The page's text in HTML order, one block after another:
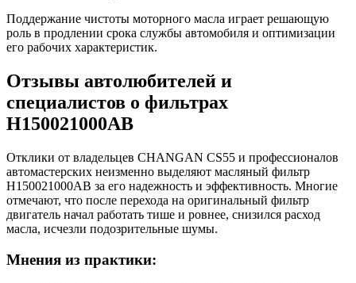
Поддержание чистоты моторного масла играет решающую
роль в продлении срока службы автомобиля и оптимизации
его рабочих характеристик.
Отзывы автолюбителей и
специалистов о фильтрах
H150021000AB
Отклики от владельцев CHANGAN CS55 и профессионалов
автомастерских неизменно выделяют масляный фильтр
H150021000AB за его надежность и эффективность. Многие
отмечают, что после перехода на оригинальный фильтр
двигатель начал работать тише и ровнее, снизился расход
масла, исчезли подозрительные шумы.
Мнения из практики: